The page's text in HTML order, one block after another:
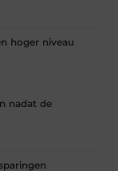
hoger niveau
nadat de